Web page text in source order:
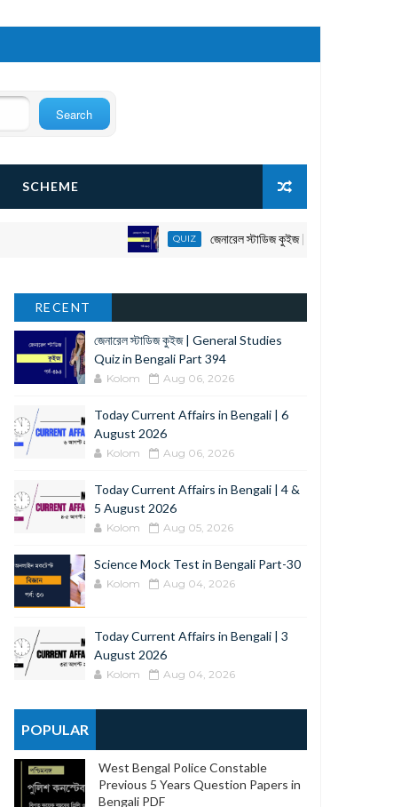
SCHEME
QUIZ জেনারেল স্টাডিজ কুইজ | General Studies
RECENT
জেনারেল স্টাডিজ কুইজ | General Studies
Quiz in Bengali Part 394
Kolom Aug 06, 2026
Today Current Affairs in Bengali | 6
August 2026
Kolom Aug 06, 2026
Today Current Affairs in Bengali | 4 &
5 August 2026
Kolom Aug 05, 2026
Science Mock Test in Bengali Part-30
Kolom Aug 04, 2026
Today Current Affairs in Bengali | 3
August 2026
Kolom Aug 04, 2026
POPULAR
West Bengal Police Constable
Previous 5 Years Question Papers in
Bengali PDF